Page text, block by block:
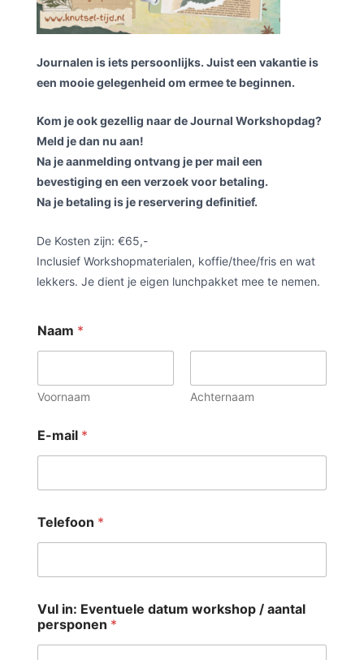
Journalen is iets persoonlijks. Juist een vakantie is
een mooie gelegenheid om ermee te beginnen.
Kom je ook gezellig naar de Journal Workshopdag?
Meld je dan nu aan!
Na je aanmelding ontvang je per mail een
bevestiging en een verzoek voor betaling.
Na je betaling is je reservering definitief.
De Kosten zijn: €65,-
Inclusief Workshopmaterialen, koffie/thee/fris en wat
lekkers. Je dient je eigen lunchpakket mee te nemen.
Naam *
Voornaam Achternaam
E-mail *
Telefoon *
Vul in: Eventuele datum workshop / aantal
persponen *